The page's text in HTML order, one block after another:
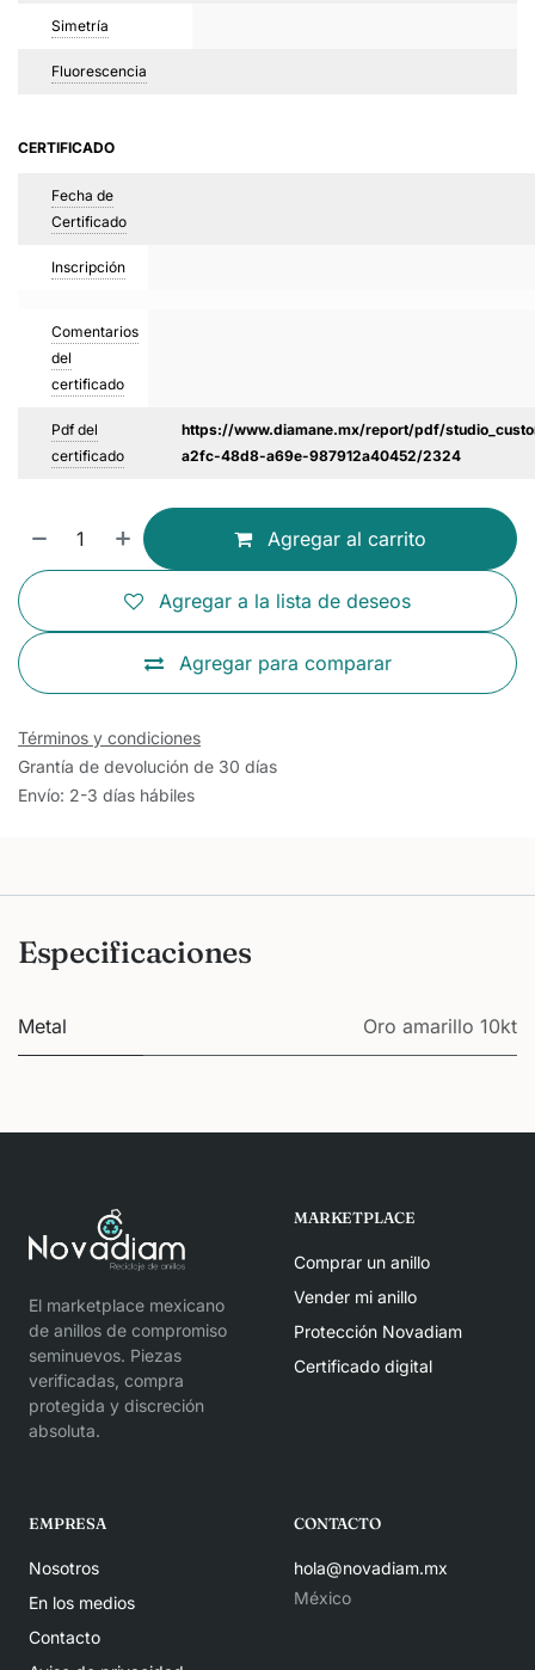
Simetría
Fluorescencia
CERTIFICADO
Fecha de
Certificado
Inscripción
Comentarios
del
certificado
Pdf del
certificado
https://www.diamane.mx/report/pdf/
a2fc-48d8-a69e-987912a40452/2324
Agregar al carrito
Agregar para comparar
Agregar a la lista de deseos
Términos y condiciones
Grantía de devolución de 30 días
Envío: 2-3 días hábiles
Especificaciones
Metal Oro amarillo 10kt
El marketplace mexicano
de anillos de compromiso
seminuevos. Piezas
verificadas, compra
protegida y discreción
absoluta.
MARKETPLACE
Comprar un anillo
Vender mi anillo
Protección Novadiam
Certificado digital
EMPRESA
Nosotros
En los medios
Contacto
CONTACTO
hola@novadiam.mx
México